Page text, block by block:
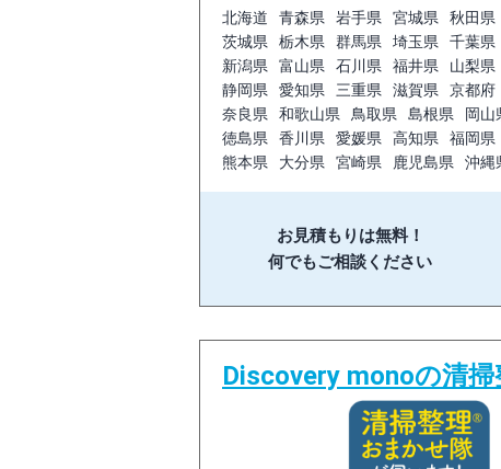
北海道
青森県 岩手県 宮城県 秋田県
茨城県
栃木県 群馬県 埼玉県 千葉県
新潟県
富山県 石川県 福井県 山梨県
静岡県
愛知県 三重県 滋賀県 京都府
奈良県
和歌山県 鳥取県 島根県 岡山
徳島県
香川県 愛媛県 高知県 福岡県
熊本県
大分県 宮崎県 鹿児島県 沖縄
お見積もりは無料！
何でもご相談ください
Discovery monoの清